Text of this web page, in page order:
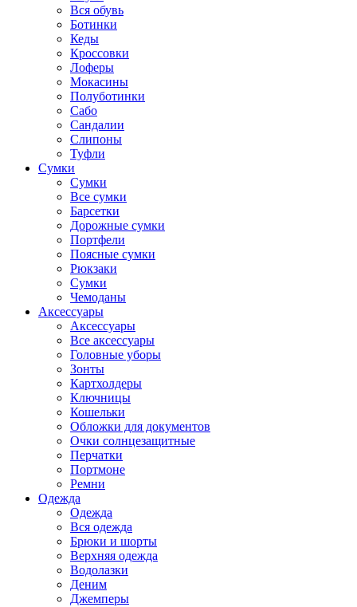
Вся обувь
Ботинки
Кеды
Кроссовки
Лоферы
Мокасины
Полуботинки
Сабо
Сандалии
Слипоны
Туфли
Сумки
Сумки
Все сумки
Барсетки
Дорожные сумки
Портфели
Поясные сумки
Рюкзаки
Сумки
Чемоданы
Аксессуары
Аксессуары
Все аксессуары
Головные уборы
Зонты
Картхолдеры
Ключницы
Кошельки
Обложки для документов
Очки солнцезащитные
Перчатки
Портмоне
Ремни
Одежда
Одежда
Вся одежда
Брюки и шорты
Верхняя одежда
Водолазки
Деним
Джемперы